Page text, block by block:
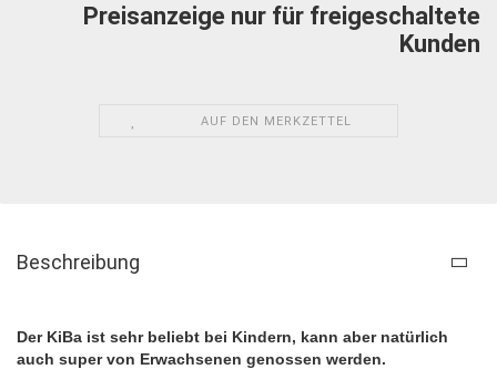
Preisanzeige nur für freigeschaltete
Kunden
AUF DEN MERKZETTEL
Beschreibung
Der KiBa ist sehr beliebt bei Kindern, kann aber natürlich
auch super von Erwachsenen genossen werden.